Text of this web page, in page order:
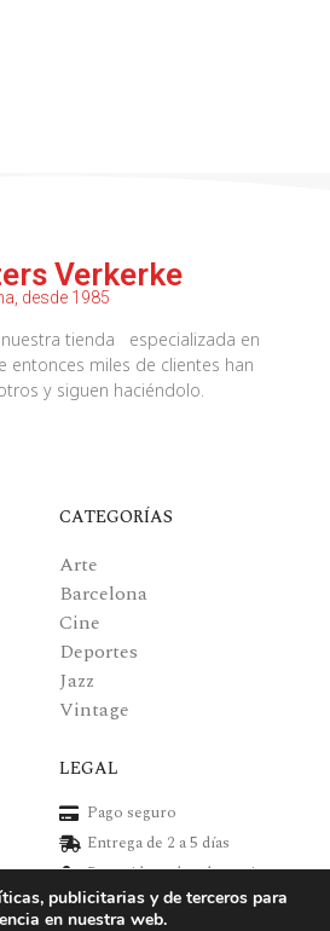
Verkerke
desde 1985
tienda especializada en
entonces miles de clientes han
y siguen haciéndolo.
CATEGORÍAS
Arte
Barcelona
Cine
Deportes
Jazz
Vintage
LEGAL
Pago seguro
Entrega de 2 a 5 días
Recogida en local gratuita
Posters de alta calidad
publicitarias y de terceros para
en nuestra web.